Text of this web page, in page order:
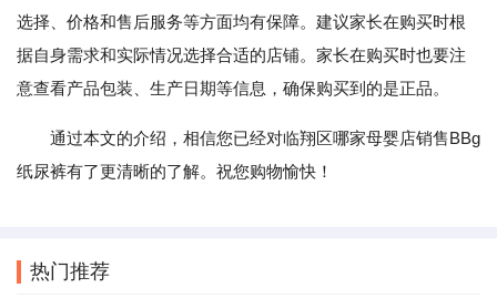
选择、价格和售后服务等方面均有保障。建议家长在购买时根
据自身需求和实际情况选择合适的店铺。家长在购买时也要注
意查看产品包装、生产日期等信息，确保购买到的是正品。
通过本文的介绍，相信您已经对临翔区哪家母婴店销售BBg
纸尿裤有了更清晰的了解。祝您购物愉快！
热门推荐